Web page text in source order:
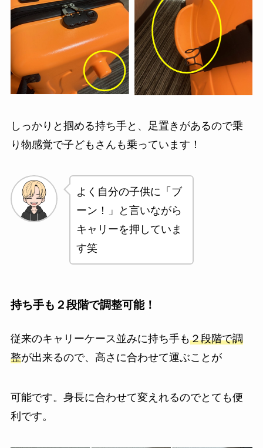
しっかりと掴める持ち手と、足置きがあるので乗
り物感覚で子どもさんも乗っています！
よく自分の子供に「ブ
ーン！」と言いながら
キャリーを押していま
す笑
持ち手も２段階で調整可能！
従来のキャリーケース並みに持ち手も２段階で調
整が出来るので、高さに合わせて運ぶことが
可能です。身長に合わせて変えれるのでとても便
利です。